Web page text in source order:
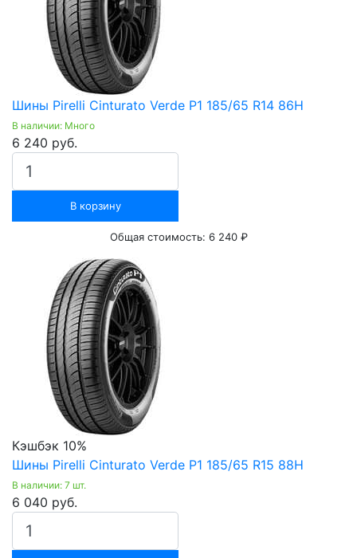
Шины Pirelli Cinturato Verde P1 185/65 R14 86H
В наличии: Много
6 240 руб.
В корзину
Общая стоимость: 6 240 ₽
Кэшбэк 10%
Шины Pirelli Cinturato Verde P1 185/65 R15 88H
В наличии: 7 шт.
6 040 руб.